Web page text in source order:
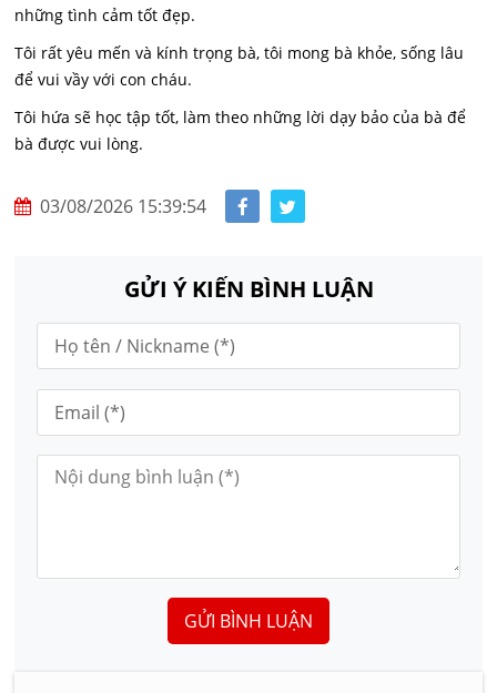
những tình cảm tốt đẹp.
Tôi rất yêu mến và kính trọng bà, tôi mong bà khỏe, sống lâu
để vui vầy với con cháu.
Tôi hứa sẽ học tập tốt, làm theo những lời dạy bảo của bà để
bà được vui lòng.
03/08/2026 15:39:54
GỬI Ý KIẾN BÌNH LUẬN
GỬI BÌNH LUẬN